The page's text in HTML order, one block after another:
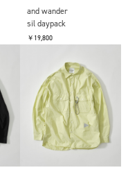
and wander
sil daypack
￥19,800